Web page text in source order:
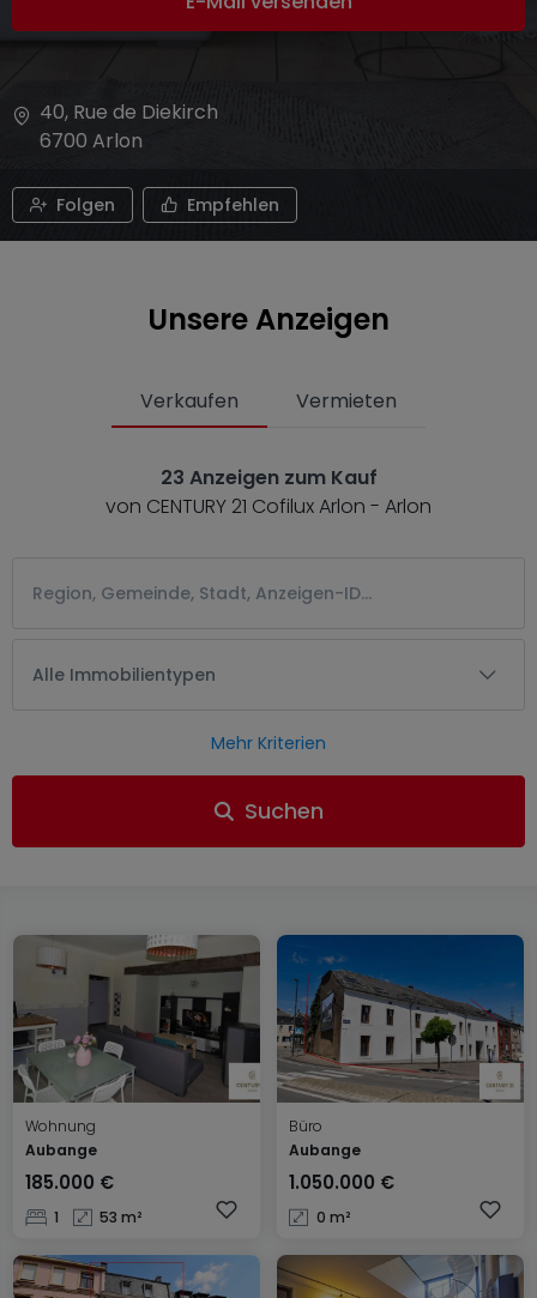
40, Rue de Diekirch
6700 Arlon
Folgen Empfehlen
Unsere Anzeigen
Verkaufen Vermieten
23 Anzeigen zum Kauf
von CENTURY 21 Cofilux Arlon - Arlon
Alle Immobilientypen
Mehr Kriterien
Suchen
Wohnung
Aubange
185.000 €
1 53 m²
Büro
Aubange
1.050.000 €
0 m²